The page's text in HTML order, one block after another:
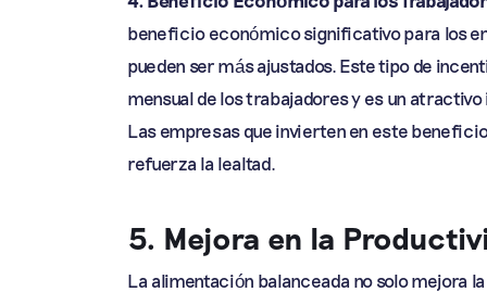
beneficio económico significativo para los
pueden ser más ajustados. Este tipo de
mensual de los trabajadores y es un
Las empresas que invierten en este
refuerza la lealtad.
5. Mejora en la
La alimentación balanceada no solo mejora